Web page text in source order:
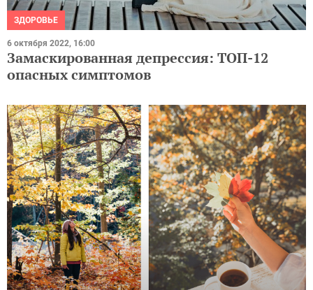
ЗДОРОВЬЕ
6 октября 2022, 16:00
Замаскированная депрессия: ТОП-12
опасных симптомов